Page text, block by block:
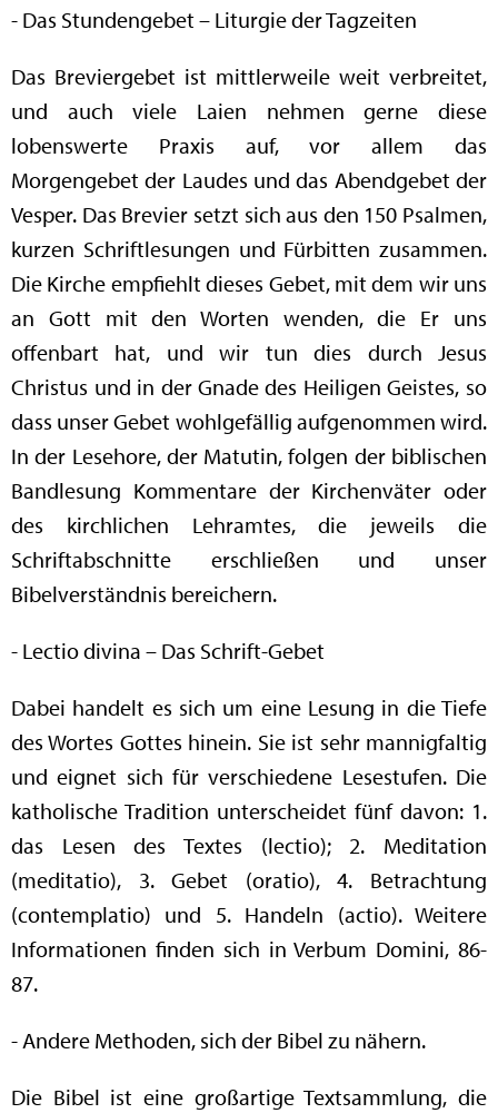
- Das Stundengebet – Liturgie der Tagzeiten
Das Breviergebet ist mittlerweile weit verbreitet,
und auch viele Laien nehmen gerne diese
lobenswerte Praxis auf, vor allem das
Morgengebet der Laudes und das Abendgebet der
Vesper. Das Brevier setzt sich aus den 150 Psalmen,
kurzen Schriftlesungen und Fürbitten zusammen.
Die Kirche empfiehlt dieses Gebet, mit dem wir uns
an Gott mit den Worten wenden, die Er uns
offenbart hat, und wir tun dies durch Jesus
Christus und in der Gnade des Heiligen Geistes, so
dass unser Gebet wohlgefällig aufgenommen wird.
In der Lesehore, der Matutin, folgen der biblischen
Bandlesung Kommentare der Kirchenväter oder
des kirchlichen Lehramtes, die jeweils die
Schriftabschnitte erschließen und unser
Bibelverständnis bereichern.
- Lectio divina – Das Schrift-Gebet
Dabei handelt es sich um eine Lesung in die Tiefe
des Wortes Gottes hinein. Sie ist sehr mannigfaltig
und eignet sich für verschiedene Lesestufen. Die
katholische Tradition unterscheidet fünf davon: 1.
das Lesen des Textes (lectio); 2. Meditation
(meditatio), 3. Gebet (oratio), 4. Betrachtung
(contemplatio) und 5. Handeln (actio). Weitere
Informationen finden sich in Verbum Domini, 86-
87.
- Andere Methoden, sich der Bibel zu nähern.
Die Bibel ist eine großartige Textsammlung, die